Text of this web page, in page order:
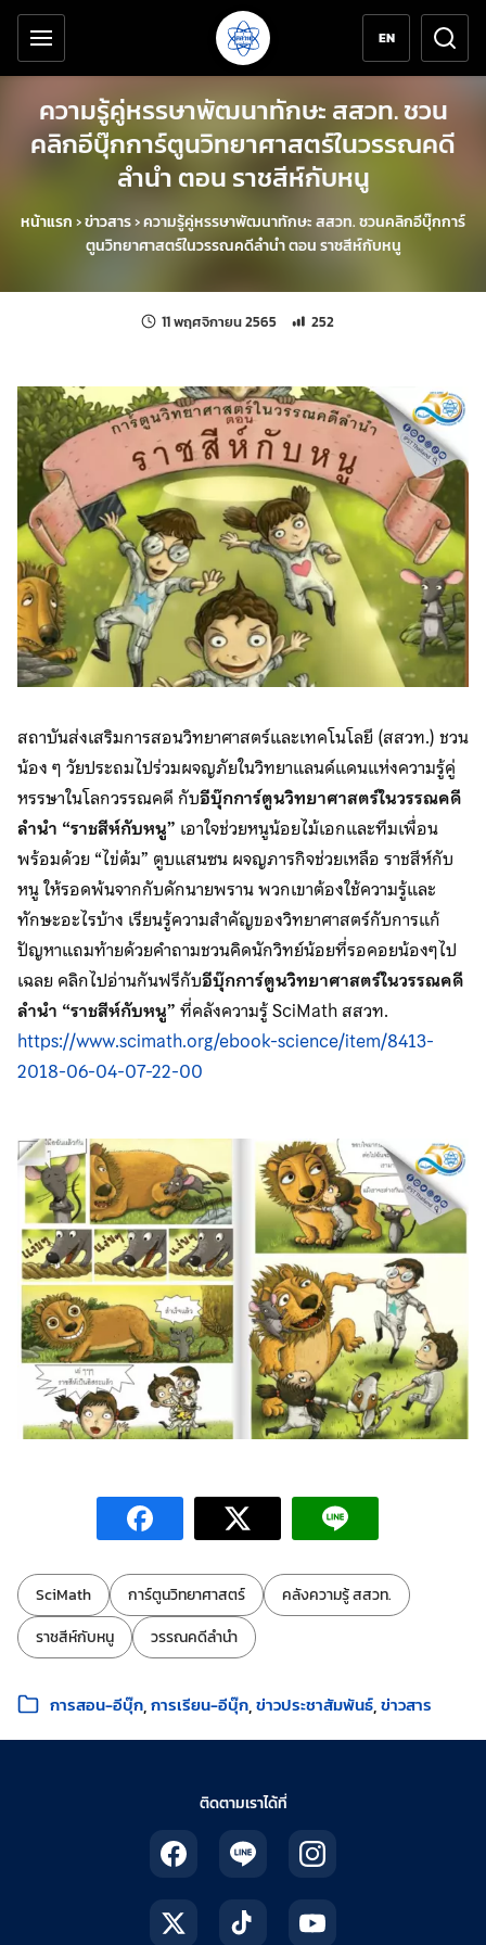
ข้ามไปยังเนื้อหาหลัก
เครื่องมือช่วยเหลือ
EN
ความรู้คู่หรรษาพัฒนาทักษะ สสวท. ชวน
คลิกอีบุ๊กการ์ตูนวิทยาศาสตร์ในวรรณคดี
ลำนำ ตอน ราชสีห์กับหนู
หน้าแรก›ข่าวสาร›ความรู้คู่หรรษาพัฒนาทักษะ สสวท. ชวนคลิกอีบุ๊กการ์
ตูนวิทยาศาสตร์ในวรรณคดีลำนำ ตอน ราชสีห์กับหนู
11 พฤศจิกายน 2565 แก้ไขล่าสุดเมื่อ:
จำนวนการเข้าชม 252 ครั้ง
252
สถาบันส่งเสริมการสอนวิทยาศาสตร์และเทคโนโลยี (สสวท.) ชวน
น้อง ๆ วัยประถมไปร่วมผจญภัยในวิทยาแลนด์แดนแห่งความรู้คู่
หรรษาในโลกวรรณคดี กับอีบุ๊กการ์ตูนวิทยาศาสตร์ในวรรณคดี
ลำนำ “ราชสีห์กับหนู” เอาใจช่วยหนูน้อยไม้เอกและทีมเพื่อน
พร้อมด้วย “ไข่ต้ม” ตูบแสนซน ผจญภารกิจช่วยเหลือ ราชสีห์กับ
หนู ให้รอดพ้นจากกับดักนายพราน พวกเขาต้องใช้ความรู้และ
ทักษะอะไรบ้าง เรียนรู้ความสำคัญของวิทยาศาสตร์กับการแก้
ปัญหาแถมท้ายด้วยคำถามชวนคิดนักวิทย์น้อยที่รอคอยน้องๆไป
เฉลย คลิกไปอ่านกันฟรีกับอีบุ๊กการ์ตูนวิทยาศาสตร์ในวรรณคดี
ลำนำ “ราชสีห์กับหนู”ที่คลังความรู้ SciMath สสวท.
https://www.scimath.org/ebook-science/item/8413-
2018-06-04-07-22-00
ป้ายกำกับ:
SciMath การ์ตูนวิทยาศาสตร์
คลังความรู้ สสวท.
ราชสีห์กับหนู
วรรณคดีลำนำ
หมวดหมู่:
การสอน-อีบุ๊ก การเรียน-อีบุ๊ก ข่าวประชาสัมพันธ์ ข่าวสาร
ติดตามเราได้ที่